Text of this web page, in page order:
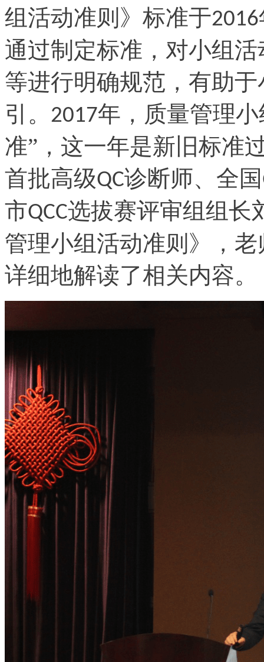
组活动准则》标准于2016
通过制定标准，对小组
等进行明确规范，有助
引。 2017年，质量管理
准”，这一年是新旧标准
首批高级QC诊断师、全国
市QCC选拔赛评审组组长
管理小组活动准则》，
详细地解读了相关内容。